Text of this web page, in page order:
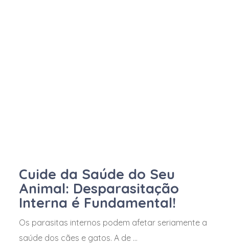
Cuide da Saúde do Seu
Animal: Desparasitação
Interna é Fundamental!
Os parasitas internos podem afetar seriamente a
saúde dos cães e gatos. A de ...